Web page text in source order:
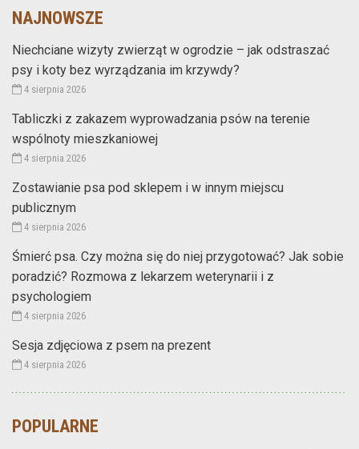
NAJNOWSZE
Niechciane wizyty zwierząt w ogrodzie – jak odstraszać
psy i koty bez wyrządzania im krzywdy?
4 sierpnia 2026
Tabliczki z zakazem wyprowadzania psów na terenie
wspólnoty mieszkaniowej
4 sierpnia 2026
Zostawianie psa pod sklepem i w innym miejscu
publicznym
4 sierpnia 2026
Śmierć psa. Czy można się do niej przygotować? Jak sobie
poradzić? Rozmowa z lekarzem weterynarii i z
psychologiem
4 sierpnia 2026
Sesja zdjęciowa z psem na prezent
4 sierpnia 2026
POPULARNE